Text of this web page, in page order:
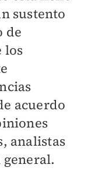
sustento
de
los
acuerdo
analistas